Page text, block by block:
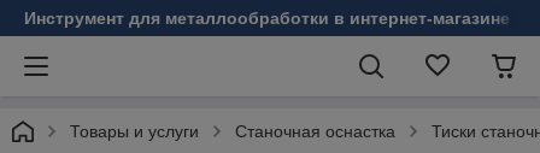
Инструмент для металлообработки в интернет-магазине
Товары и услуги Станочная оснастка Тиски